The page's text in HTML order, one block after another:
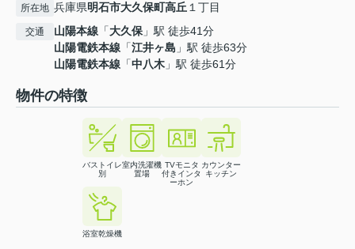
所在地 兵庫県明石市大久保町高丘１丁目
交通 山陽本線 「大久保」駅 徒歩41分
山陽電鉄本線 「江井ヶ島 」駅 徒歩63分
山陽電鉄本線 「中八木 」駅 徒歩61分
物件の特徴
バストイレ
別
室内洗濯機
置場
TVモニタ
付きインタ
ーホン
カウンター
キッチン
浴室乾燥機